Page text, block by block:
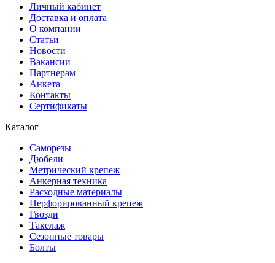
Личный кабинет
Доставка и оплата
О компании
Статьи
Новости
Вакансии
Партнерам
Анкета
Контакты
Сертификаты
Каталог
Саморезы
Дюбели
Метрический крепеж
Анкерная техника
Расходные материалы
Перфорированный крепеж
Гвозди
Такелаж
Сезонные товары
Болты